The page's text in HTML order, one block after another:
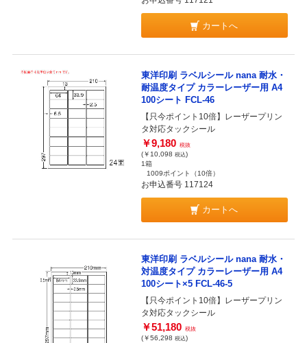
カートへ
東洋印刷 ラベルシール nana 耐水・
耐温度タイプ カラーレーザー用 A4
100シート FCL-46
【只今ポイント10倍】レーザープリン
タ対応タックシール
￥9,180 税抜
(￥10,098 税込)
1箱
1009ポイント
（10倍）
お申込番号 117124
カートへ
東洋印刷 ラベルシール nana 耐水・
対温度タイプ カラーレーザー用 A4
100シート×5 FCL-46-5
【只今ポイント10倍】レーザープリン
タ対応タックシール
￥51,180 税抜
(￥56,298 税込)